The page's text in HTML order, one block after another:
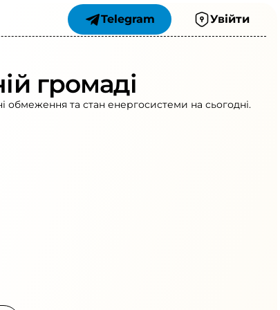
Telegram Увійти
громаді
обмеження та стан енергосистеми на сьогодні.